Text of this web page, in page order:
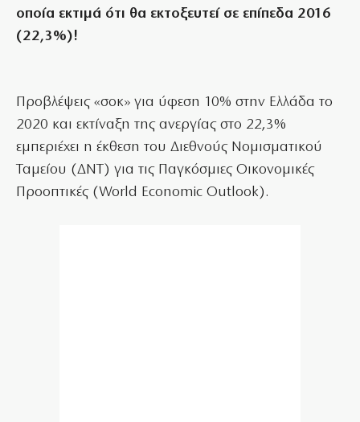
οποία εκτιμά ότι θα εκτοξευτεί σε επίπεδα 2016
(22,3%)!
Προβλέψεις «σοκ» για ύφεση 10% στην Ελλάδα το
2020 και εκτίναξη της ανεργίας στο 22,3%
εμπεριέχει η έκθεση του Διεθνούς Νομισματικού
Ταμείου (ΔΝΤ) για τις Παγκόσμιες Οικονομικές
Προοπτικές (World Economic Outlook).